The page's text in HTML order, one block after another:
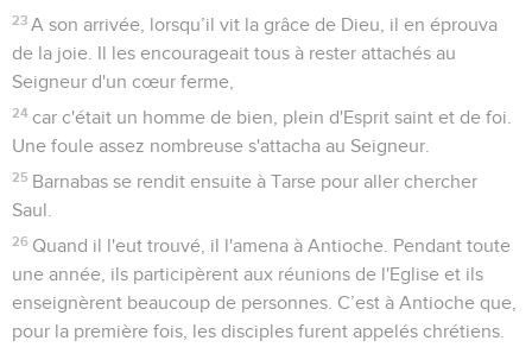
23 A son arrivée, lorsqu’il vit la grâce de Dieu, il en éprouva
de la joie. Il les encourageait tous à rester attachés au
Seigneur d'un cœur ferme,
24 car c'était un homme de bien, plein d'Esprit saint et de foi.
Une foule assez nombreuse s'attacha au Seigneur.
25 Barnabas se rendit ensuite à Tarse pour aller chercher
Saul.
26 Quand il l'eut trouvé, il l'amena à Antioche. Pendant toute
une année, ils participèrent aux réunions de l'Eglise et ils
enseignèrent beaucoup de personnes. C’est à Antioche que,
pour la première fois, les disciples furent appelés chrétiens.